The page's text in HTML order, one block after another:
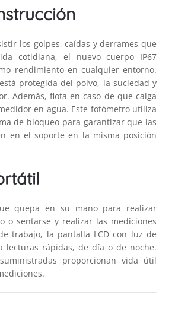
los golpes, caídas y derrames que
cotidiana, el nuevo cuerpo IP67
rendimiento en cualquier entorno.
protegida del polvo, la suciedad y
Además, flota en caso de que caiga
en agua. Este fotómetro utiliza
de bloqueo para garantizar que las
en el soporte en la misma posición
quepa en su mano para realizar
o sentarse y realizar las mediciones
trabajo, la pantalla LCD con luz de
lecturas rápidas, de día o de noche.
proporcionan vida útil